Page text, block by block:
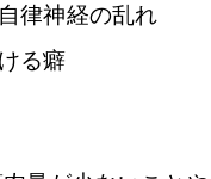
律神経の乱れ
る癖